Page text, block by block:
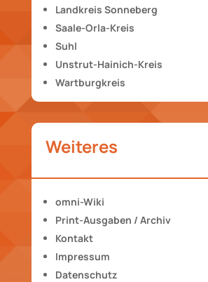
Landkreis Sonneberg
Saale-Orla-Kreis
Suhl
Unstrut-Hainich-Kreis
Wartburgkreis
Weiteres
omni-Wiki
Print-Ausgaben / Archiv
Kontakt
Impressum
Datenschutz